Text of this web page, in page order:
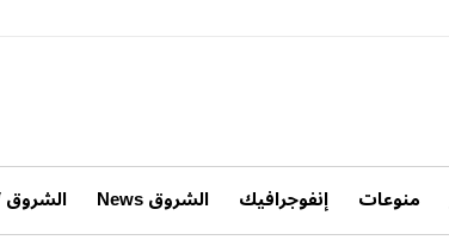
منوعات إنفوجرافيك الشروق News الشروق TV